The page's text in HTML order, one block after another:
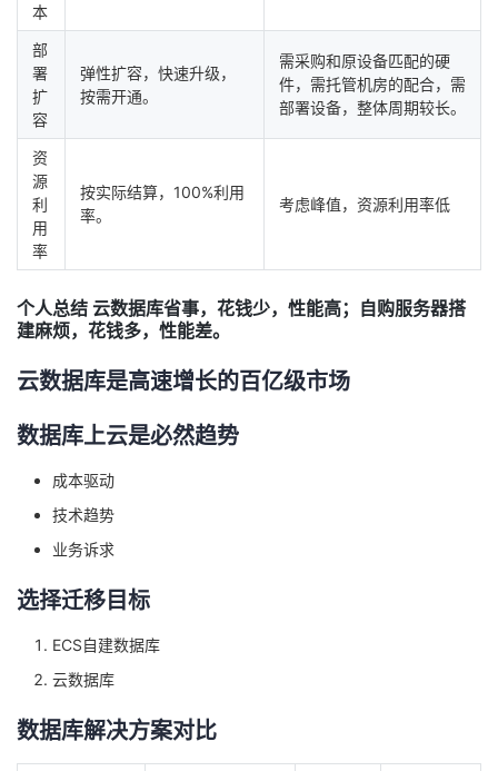
本
部
署
扩
容
弹性扩容，快速升级，
按需开通。
需采购和原设备匹配的硬
件，需托管机房的配合，需
部署设备，整体周期较长。
资
源
利
用
率
按实际结算，100%利用
率。
考虑峰值，资源利用率低
个人总结 云数据库省事，花钱少，性能高；自购服务器搭
建麻烦，花钱多，性能差。
云数据库是高速增长的百亿级市场
数据库上云是必然趋势
成本驱动
技术趋势
业务诉求
选择迁移目标
ECS自建数据库
云数据库
数据库解决方案对比